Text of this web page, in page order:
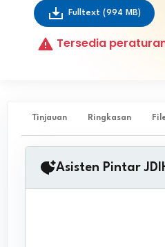
Fulltext (994 MB)
Tersedia
Tinjauan Ringkasan
Asisten Pintar